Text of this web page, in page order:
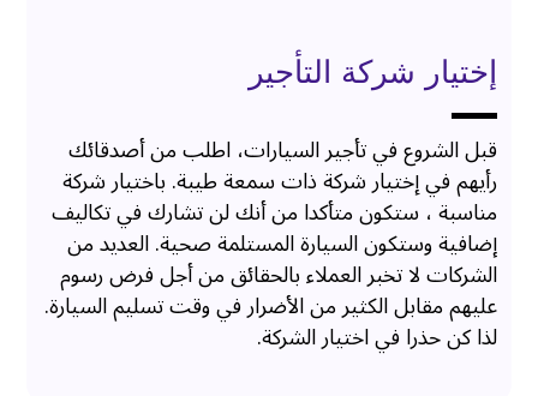
إختيار شركة التأجير
قبل الشروع في تأجير السيارات، اطلب من أصدقائك
رأيهم في إختيار شركة ذات سمعة طيبة. باختيار شركة
مناسبة ، ستكون متأكدا من أنك لن تشارك في تكاليف
إضافية وستكون السيارة المستلمة صحية. العديد من
الشركات لا تخبر العملاء بالحقائق من أجل فرض رسوم
عليهم مقابل الكثير من الأضرار في وقت تسليم السيارة.
لذا كن حذرا في اختيار الشركة.